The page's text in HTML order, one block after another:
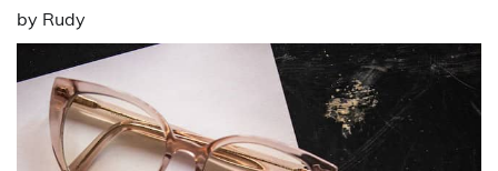
by Rudy